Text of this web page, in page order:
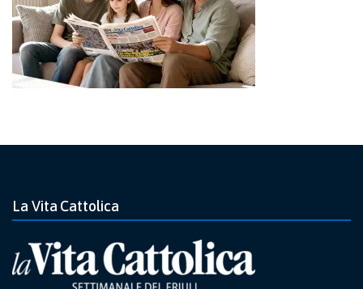
La Vita Cattolica